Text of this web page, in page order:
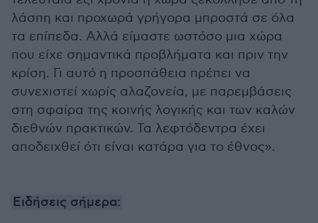
λάσπη και προχωρά γρήγορα μπροστά σε όλα
τα επίπεδα. Αλλά είμαστε ωστόσο μια χώρα
που είχε σημαντικά προβλήματα και πριν την
κρίση. Γι αυτό η προσπάθεια πρέπει να
συνεχιστεί χωρίς αλαζονεία, με παρεμβάσεις
στη σφαίρα της κοινής λογικής και των καλών
διεθνών πρακτικών. Τα λεφτόδεντρα έχει
αποδειχθεί ότι είναι κατάρα για το έθνος».
Ειδήσεις σήμερα: